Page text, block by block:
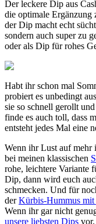
Der leckere Dip aus
die optimale Ergänzung
der Dip macht echt
sondern auch super zu
oder als Dip für rohes
Habt ihr schon mal
probiert es unbedingt
sie so schnell gerollt
finde es auch toll, dass
entsteht jedes Mal eine
Wenn ihr Lust auf mehr
bei meinen klassischen
rohe, leichtere Variante
Dip, dann wird euch
schmecken. Und für
derKürbis-Hummus mit
Wenn ihr gar nicht
unsere liebsten Dips vor.